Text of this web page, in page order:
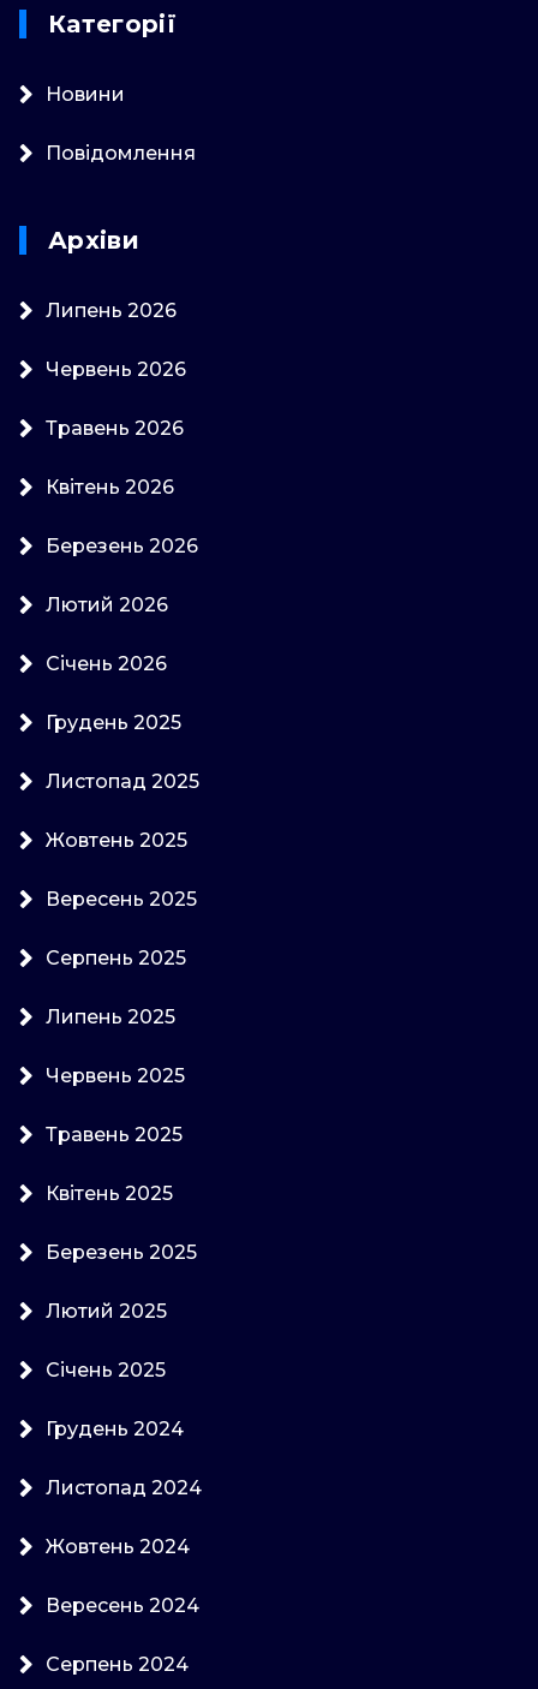
Категорії
Новини
Повідомлення
Архіви
Липень 2026
Червень 2026
Травень 2026
Квітень 2026
Березень 2026
Лютий 2026
Січень 2026
Грудень 2025
Листопад 2025
Жовтень 2025
Вересень 2025
Серпень 2025
Липень 2025
Червень 2025
Травень 2025
Квітень 2025
Березень 2025
Лютий 2025
Січень 2025
Грудень 2024
Листопад 2024
Жовтень 2024
Вересень 2024
Серпень 2024